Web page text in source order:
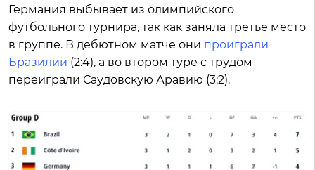
Германия выбывает из олимпийского
футбольного турнира, так как заняла третье место
в группе. В дебютном матче они проиграли
Бразилии (2:4), а во втором туре с трудом
переиграли Саудовскую Аравию (3:2).